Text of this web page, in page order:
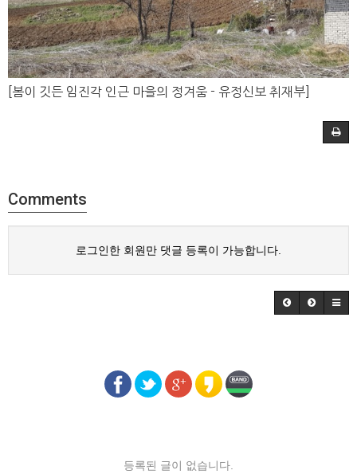
[봄이 깃든 임진각 인근 마을의 정겨움 - 유정신보 취재부]
Comments
로그인한 회원만 댓글 등록이 가능합니다.
등록된 글이 없습니다.